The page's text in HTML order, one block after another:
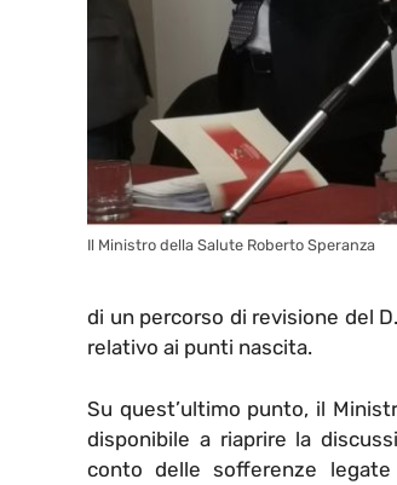
Il Ministro della Salute Roberto Speranza
di un percorso di revisione del
relativo ai punti nascita.
Su quest’ultimo punto, il
disponibile a riaprire la
conto delle sofferenze